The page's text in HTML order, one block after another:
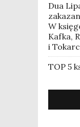
Dua
W
Kafka,
i
TOP 5